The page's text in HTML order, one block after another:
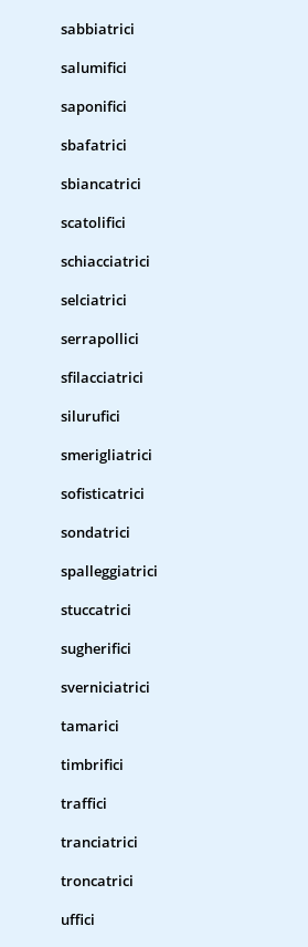
sabbiatrici
salumifici
saponifici
sbafatrici
sbiancatrici
scatolifici
schiacciatrici
selciatrici
serrapollici
sfilacciatrici
silurufici
smerigliatrici
sofisticatrici
sondatrici
spalleggiatrici
stuccatrici
sugherifici
sverniciatrici
tamarici
timbrifici
traffici
tranciatrici
troncatrici
uffici